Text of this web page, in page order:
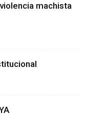
machista